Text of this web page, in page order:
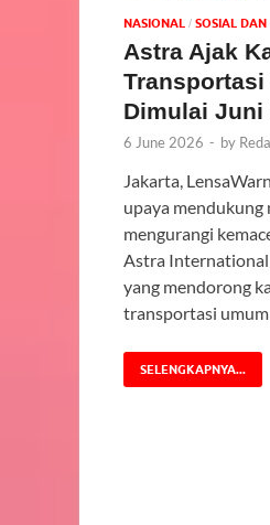
NASIONAL / SOSIAL DAN
Astra Ajak
Transportasi
Dimulai Juni
6 June 2026 - by
Jakarta,
upaya
mengurangi
Astra
yang mendorong
transportasi
SELENGKAPNYA...